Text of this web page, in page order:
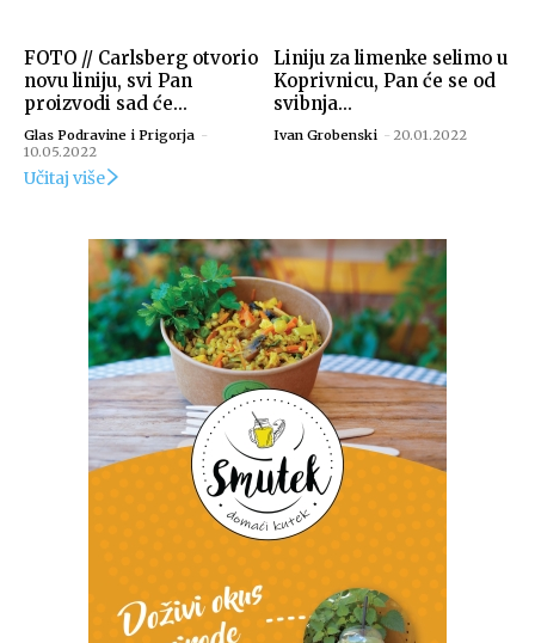
FOTO // Carlsberg otvorio
novu liniju, svi Pan
proizvodi sad će...
Glas Podravine i Prigorja -
10.05.2022
Liniju za limenke selimo u
Koprivnicu, Pan će se od
svibnja...
Ivan Grobenski - 20.01.2022
Učitaj više